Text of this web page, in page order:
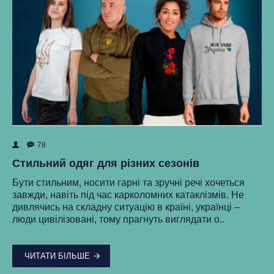
78
Стильний одяг для різних сезонів
Бути стильним, носити гарні та зручні речі хочеться
завжди, навіть під час карколомних катаклізмів. Не
дивлячись на складну ситуацію в країні, українці –
люди цивілізовані, тому прагнуть виглядати о..
ЧИТАТИ БІЛЬШЕ